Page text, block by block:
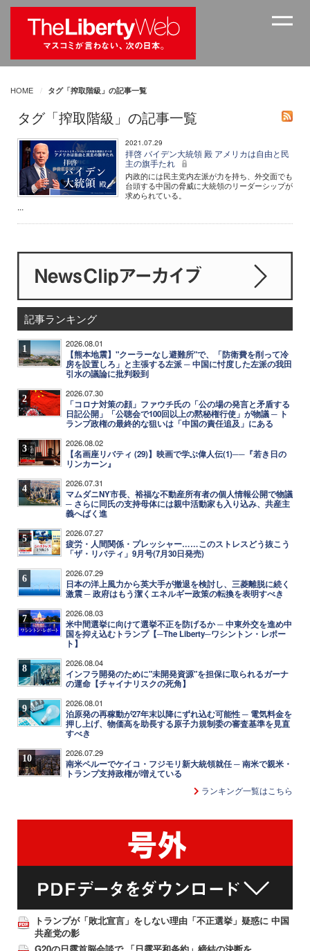
HOME タグ「搾取階級」の記事一覧
タグ「搾取階級」の記事一覧
2021.07.29
拝啓 バイデン大統領 殿 アメリカは自由と民
主の旗手たれ
内政的には民主党内左派が力を持ち、外交面でも
台頭する中国の脅威に大統領のリーダーシップが
求められている。
...
記事ランキング
1 2026.08.01
【熊本地震】"クーラーなし避難所"で、「防衛費を削って冷
房を設置しろ」と主張する左派 ─ 中国に忖度した左派の我田
引水の議論に批判殺到
2 2026.07.30
「コロナ対策の顔」ファウチ氏の「公の場の発言と矛盾する
日記公開」「公聴会で100回以上の黙秘権行使」が物議 ─ ト
ランプ政権の最終的な狙いは「中国の責任追及」にある
3 2026.08.02
【名画座リバティ (29)】映画で学ぶ偉人伝(1)──『若き日の
リンカーン』
4 2026.07.31
マムダニNY市長、裕福な不動産所有者の個人情報公開で物議
─ さらに同氏の支持母体には親中活動家も入り込み、共産主
義へばく進
5 2026.07.27
疲労・人間関係・プレッシャー……このストレスどう抜こう
「ザ・リバティ」9月号(7月30日発売)
6 2026.07.29
日本の洋上風力から英大手が撤退を検討し、三菱離脱に続く
激震 ─ 政府はもう潔くエネルギー政策の転換を表明すべき
7 2026.08.03
米中間選挙に向けて選挙不正を防げるか ─ 中東外交を進め中
国を抑え込むトランプ【─The Liberty─ワシントン・レポー
ト】
8 2026.08.04
インフラ開発のために"未開発資源"を担保に取られるガーナ
の運命【チャイナリスクの死角】
9 2026.08.01
泊原発の再稼動が27年末以降にずれ込む可能性 ─ 電気料金を
押し上げ、物価高を助長する原子力規制委の審査基準を見直
すべき
10 2026.07.29
南米ペルーでケイコ・フジモリ新大統領就任 ─ 南米で親米・
トランプ支持政権が増えている
ランキング一覧はこちら
トランプが「敗北宣言」をしない理由「不正選挙」疑惑に 中国
共産党の影